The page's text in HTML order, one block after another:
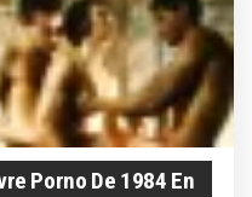
Porno De 1984 En